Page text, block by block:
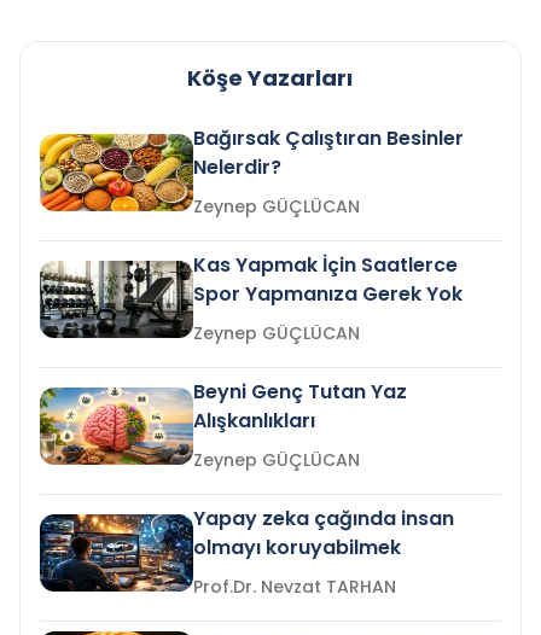
Köşe Yazarları
Bağırsak Çalıştıran Besinler
Nelerdir?
Zeynep GÜÇLÜCAN
Kas Yapmak İçin Saatlerce
Spor Yapmanıza Gerek Yok
Zeynep GÜÇLÜCAN
Beyni Genç Tutan Yaz
Alışkanlıkları
Zeynep GÜÇLÜCAN
Yapay zeka çağında insan
olmayı koruyabilmek
Prof.Dr. Nevzat TARHAN